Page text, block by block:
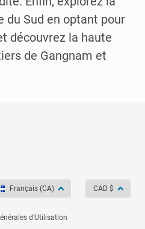
du Sud en optant pour
découvrez la haute
de Gangnam et
Français (CA) CAD $
d'Utilisation